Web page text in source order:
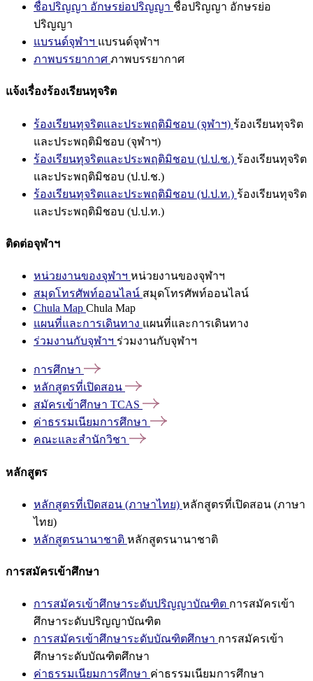
ชื่อปริญญา อักษรย่อปริญญา ชื่อปริญญา อักษรย่อ
ปริญญา
แบรนด์จุฬาฯ แบรนด์จุฬาฯ
ภาพบรรยากาศ ภาพบรรยากาศ
แจ้งเรื่องร้องเรียนทุจริต
ร้องเรียนทุจริตและประพฤติมิชอบ (จุฬาฯ) ร้องเรียนทุจริต
และประพฤติมิชอบ (จุฬาฯ)
ร้องเรียนทุจริตและประพฤติมิชอบ (ป.ป.ช.) ร้องเรียนทุจริต
และประพฤติมิชอบ (ป.ป.ช.)
ร้องเรียนทุจริตและประพฤติมิชอบ (ป.ป.ท.) ร้องเรียนทุจริต
และประพฤติมิชอบ (ป.ป.ท.)
ติดต่อจุฬาฯ
หน่วยงานของจุฬาฯ หน่วยงานของจุฬาฯ
สมุดโทรศัพท์ออนไลน์ สมุดโทรศัพท์ออนไลน์
Chula Map Chula Map
แผนที่และการเดินทาง แผนที่และการเดินทาง
ร่วมงานกับจุฬาฯ ร่วมงานกับจุฬาฯ
การศึกษา
หลักสูตรที่เปิดสอน
สมัครเข้าศึกษา TCAS
ค่าธรรมเนียมการศึกษา
คณะและสำนักวิชา
หลักสูตร
หลักสูตรที่เปิดสอน (ภาษาไทย) หลักสูตรที่เปิดสอน (ภาษา
ไทย)
หลักสูตรนานาชาติ หลักสูตรนานาชาติ
การสมัครเข้าศึกษา
การสมัครเข้าศึกษาระดับปริญญาบัณฑิต การสมัครเข้า
ศึกษาระดับปริญญาบัณฑิต
การสมัครเข้าศึกษาระดับบัณฑิตศึกษา การสมัครเข้า
ศึกษาระดับบัณฑิตศึกษา
ค่าธรรมเนียมการศึกษา ค่าธรรมเนียมการศึกษา